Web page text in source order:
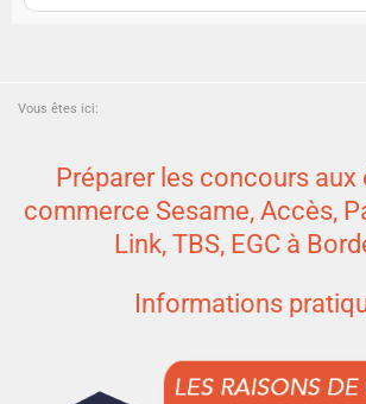
Vous êtes ici:
Préparer les concours aux
commerce Sesame, Accès,
Link, TBS, EGC à
Informations